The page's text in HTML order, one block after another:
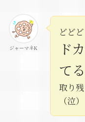
ジャーマネK
どど
ド
てる
取り
（泣